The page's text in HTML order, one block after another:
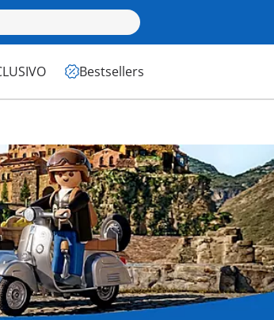
Bestsellers